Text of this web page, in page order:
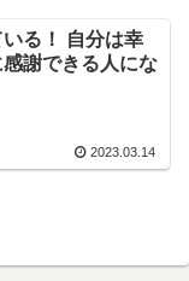
る！ 自分は幸
謝できる人にな
2023.03.14